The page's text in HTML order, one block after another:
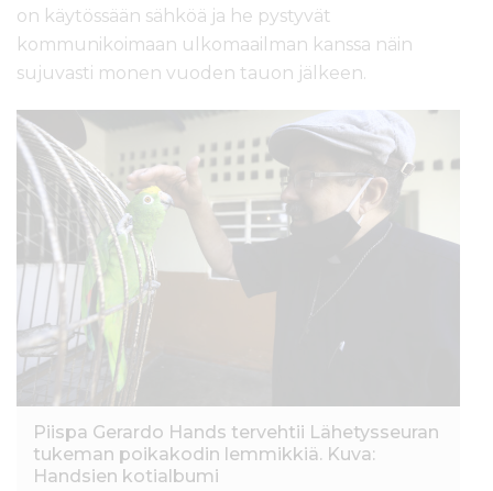
on käytössään sähköä ja he pystyvät
kommunikoimaan ulkomaailman kanssa näin
sujuvasti monen vuoden tauon jälkeen.
Piispa Gerardo Hands tervehtii Lähetysseuran
tukeman poikakodin lemmikkiä. Kuva:
Handsien kotialbumi